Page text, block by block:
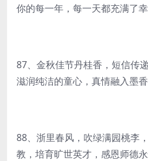
你的每一年，每一天都充满了
87、金秋佳节丹桂香，短信传
滋润纯洁的童心，真情融入墨香
88、浙里春风，吹绿满园桃李
教，培育旷世英才，感恩师德